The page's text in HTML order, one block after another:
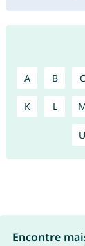
A B C
K L
U
Encontre